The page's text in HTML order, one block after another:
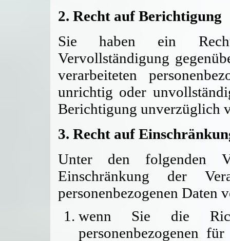
2. Recht auf Berichtigung
Sie haben ein
Vervollständigung
verarbeiteten
unrichtig oder
Berichtigung unverzüglich
3. Recht auf
Unter den folgenden
Einschränkung der
personenbezogenen Daten
wenn Sie die
personenbezogenen